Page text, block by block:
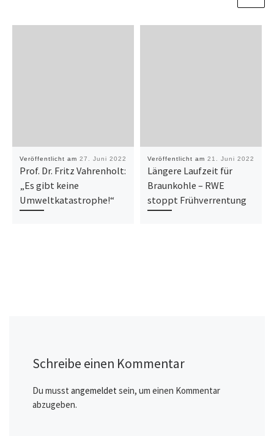
Veröffentlicht am 27. Juni 2022
Prof. Dr. Fritz Vahrenholt:
„Es gibt keine
Umweltkatastrophe!“
Veröffentlicht am 21. Juni 2022
Längere Laufzeit für
Braunkohle – RWE
stoppt Frühverrentung
Schreibe einen Kommentar
Du musst angemeldet sein, um einen Kommentar
abzugeben.